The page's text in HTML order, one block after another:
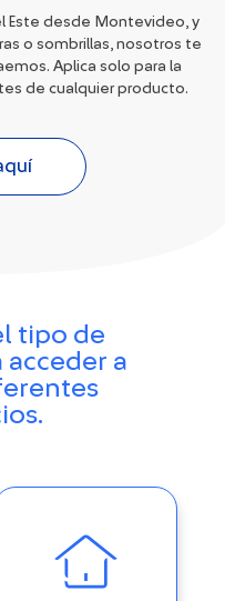
Este desde Montevideo, y
o sombrillas, nosotros te
Aplica solo para la
de cualquier producto.
tipo de
a